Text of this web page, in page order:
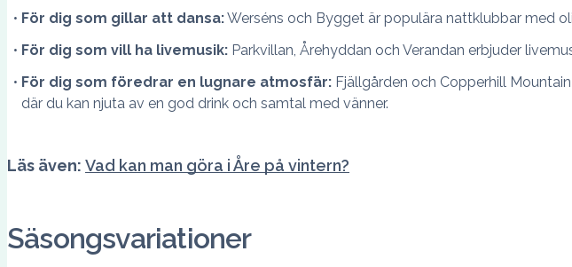
För dig som gillar att dansa:Werséns och Bygget är populära nattklubbar med
För dig som vill ha livemusik: Parkvillan, Årehyddan och Verandan erbjuder
För dig som föredrar en lugnare atmosfär: Fjällgården och Copperhill
där du kan njuta av en god drink och samtal med vänner.
Läs även: Vad kan man göra i Åre på vintern?
Säsongsvariationer